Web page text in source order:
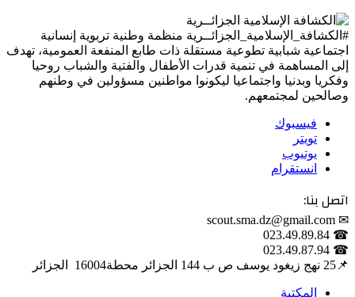
#الكشافة_الإسلامية_الجزائــرية منظمة وطنية تربوية إنسانية
اجتماعية شبابية تطوعية مستقلة ذات طابع المنفعة العمومية، تهدف
إلى المساهمة في تنمية قدرات الأطفال والفتية والشباب روحيا
وفكريا وبدنيا واجتماعيا ليكونوا مواطنين مسؤولين في وطنهم
وصالحين لمجتمعهم.
فيسبوك
تويتر
يوتيوب
انستقرام
اتصل بنا:
✉ scout.sma.dz@gmail.com
☎ 023.49.89.84
☎ 023.49.87.94
📌‎25 نهج زيغود يوسف ص ب 144 الجزائر محطة‎ 16004 الجزائر
المكتبة